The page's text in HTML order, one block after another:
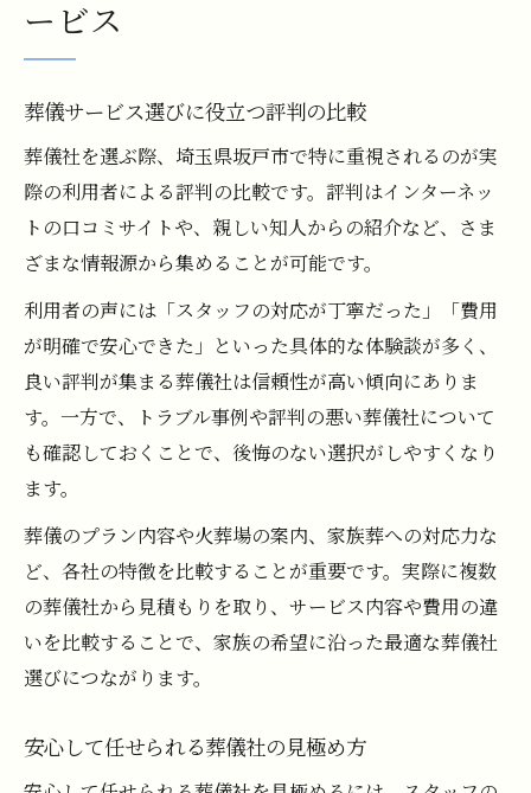
ービス
葬儀サービス選びに役立つ評判の比較
葬儀社を選ぶ際、埼玉県坂戸市で特に重視されるのが実
際の利用者による評判の比較です。評判はインターネッ
トの口コミサイトや、親しい知人からの紹介など、さま
ざまな情報源から集めることが可能です。
利用者の声には「スタッフの対応が丁寧だった」「費用
が明確で安心できた」といった具体的な体験談が多く、
良い評判が集まる葬儀社は信頼性が高い傾向にありま
す。一方で、トラブル事例や評判の悪い葬儀社について
も確認しておくことで、後悔のない選択がしやすくなり
ます。
葬儀のプラン内容や火葬場の案内、家族葬への対応力な
ど、各社の特徴を比較することが重要です。実際に複数
の葬儀社から見積もりを取り、サービス内容や費用の違
いを比較することで、家族の希望に沿った最適な葬儀社
選びにつながります。
安心して任せられる葬儀社の見極め方